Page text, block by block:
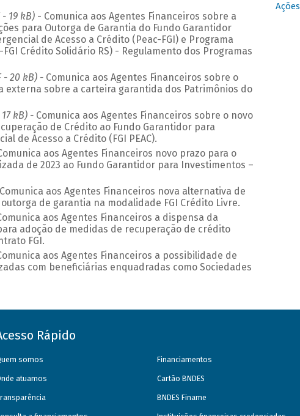
- 19 kB)- Comunica aos Agentes Financeiros sobre a
para Outorga de Garantia do Fundo Garantidor
de Acesso a Crédito (Peac-FGI) e Programa
Crédito Solidário RS) - Regulamento dos Programas
- 20 kB) - Comunica aos Agentes Financeiros sobre o
externa sobre a carteira garantida dos Patrimônios do
kB) - Comunica aos Agentes Financeiros sobre o novo
de Crédito ao Fundo Garantidor para
de Acesso a Crédito (FGI PEAC).
aos Agentes Financeiros novo prazo para o
de 2023 ao Fundo Garantidor para Investimentos –
aos Agentes Financeiros nova alternativa de
de garantia na modalidade FGI Crédito Livre.
aos Agentes Financeiros a dispensa da
adoção de medidas de recuperação de crédito
FGI.
aos Agentes Financeiros a possibilidade de
com beneficiárias enquadradas como Sociedades
Ações
Rápido
somos
atuamos
Financiamentos
Cartão BNDES
BNDES Finame